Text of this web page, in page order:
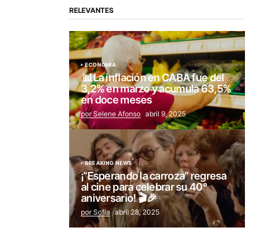
RELEVANTES
ECONOMÍA
📊La inflación en CABA fue del
3,2% en marzo y acumula 63,5%
en doce meses
por Selene Afonso abril 9, 2025
BREAKING NEWS
¡“Esperando la carroza” regresa
al cine para celebrar su 40°
aniversario! 🎬🎉
por Sofía abril 28, 2025